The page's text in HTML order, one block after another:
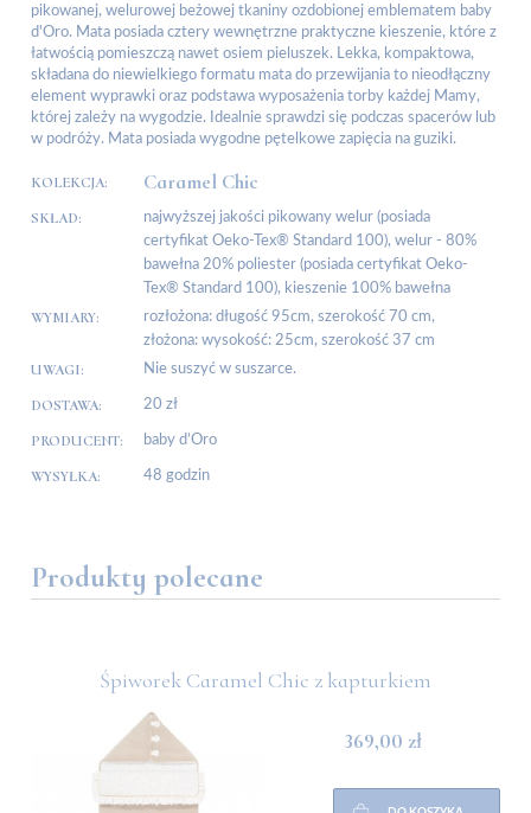
pikowanej, welurowej beżowej tkaniny ozdobionej emblematem baby
d'Oro. Mata posiada cztery wewnętrzne praktyczne kieszenie, które z
łatwością pomieszczą nawet osiem pieluszek. Lekka, kompaktowa,
składana do niewielkiego formatu mata do przewijania to nieodłączny
element wyprawki oraz podstawa wyposażenia torby każdej Mamy,
której zależy na wygodzie. Idealnie sprawdzi się podczas spacerów lub
w podróży. Mata posiada wygodne pętelkowe zapięcia na guziki.
KOLEKCJA: Caramel Chic
SKŁAD:
najwyższej jakości pikowany welur (posiada
certyfikat Oeko-Tex® Standard 100), welur - 80%
bawełna 20% poliester (posiada certyfikat Oeko-
Tex® Standard 100), kieszenie 100% bawełna
WYMIARY:
rozłożona: długość 95cm, szerokość 70 cm,
złożona: wysokość: 25cm, szerokość 37 cm
UWAGI: Nie suszyć w suszarce.
DOSTAWA: 20 zł
PRODUCENT: baby d’Oro
WYSYŁKA: 48 godzin
Produkty polecane
Śpiworek Caramel Chic z kapturkiem
369,00 zł